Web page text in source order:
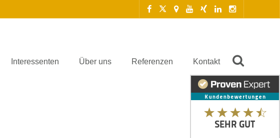
Interessenten Über uns Referenzen Kontakt